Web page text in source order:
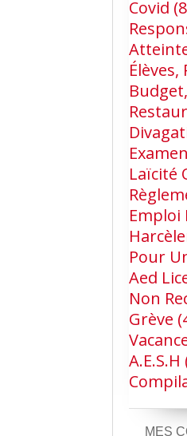
Covid
Laïcité
Emploi
Pour
Aed
Non
Grève
A.e.s.h
MES